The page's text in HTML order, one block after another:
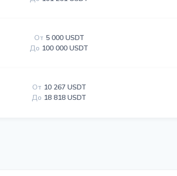
От 5 000 USDT
До 100 000 USDT
От 10 267 USDT
До 18 818 USDT